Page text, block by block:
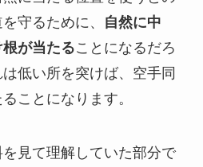
守るために、
自然に中
が当たることになるだろ
低い所を突けば、空手同
ことになります。
見て理解していた部分で